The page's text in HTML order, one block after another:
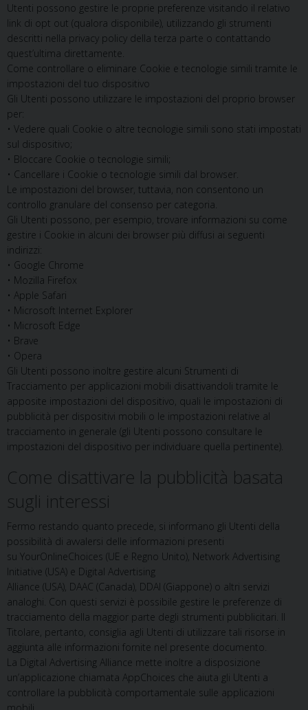
Utenti possono gestire le proprie preferenze visitando il relativo
link di opt out (qualora disponibile), utilizzando gli strumenti
descritti nella privacy policy della terza parte o contattando
quest’ultima direttamente.
Come controllare o eliminare Cookie e tecnologie simili tramite le
impostazioni del tuo dispositivo
Gli Utenti possono utilizzare le impostazioni del proprio browser
per:
• Vedere quali Cookie o altre tecnologie simili sono stati impostati
sul dispositivo;
• Bloccare Cookie o tecnologie simili;
• Cancellare i Cookie o tecnologie simili dal browser.
Le impostazioni del browser, tuttavia, non consentono un
controllo granulare del consenso per categoria.
Gli Utenti possono, per esempio, trovare informazioni su come
gestire i Cookie in alcuni dei browser più diffusi ai seguenti
indirizzi:
• Google Chrome
• Mozilla Firefox
• Apple Safari
• Microsoft Internet Explorer
• Microsoft Edge
• Brave
• Opera
Gli Utenti possono inoltre gestire alcuni Strumenti di
Tracciamento per applicazioni mobili disattivandoli tramite le
apposite impostazioni del dispositivo, quali le impostazioni di
pubblicità per dispositivi mobili o le impostazioni relative al
tracciamento in generale (gli Utenti possono consultare le
impostazioni del dispositivo per individuare quella pertinente).
Come disattivare la pubblicità basata
sugli interessi
Fermo restando quanto precede, si informano gli Utenti della
possibilità di avvalersi delle informazioni presenti
su YourOnlineChoices (UE e Regno Unito), Network Advertising
Initiative (USA) e Digital Advertising
Alliance (USA), DAAC (Canada), DDAI (Giappone) o altri servizi
analoghi. Con questi servizi è possibile gestire le preferenze di
tracciamento della maggior parte degli strumenti pubblicitari. Il
Titolare, pertanto, consiglia agli Utenti di utilizzare tali risorse in
aggiunta alle informazioni fornite nel presente documento.
La Digital Advertising Alliance mette inoltre a disposizione
un’applicazione chiamata AppChoices che aiuta gli Utenti a
controllare la pubblicità comportamentale sulle applicazioni
mobili.